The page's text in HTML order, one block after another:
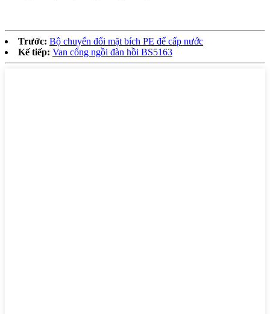
Trước: Bộ chuyển đổi mặt bích PE để cấp nước
Kế tiếp: Van cổng ngồi đàn hồi BS5163